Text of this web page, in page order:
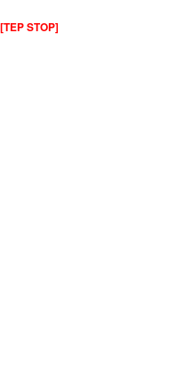
[TEP STOP]